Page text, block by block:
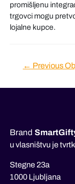
promišljenu
trgovci mogu
lojalne kupce.
Navigacija
← Previous
Brand
u vlasništvu je
Stegne 23a
1000 Ljubljana